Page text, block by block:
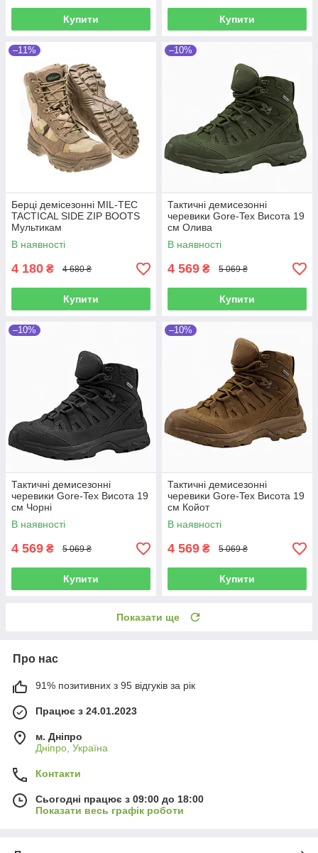
Купити Купити
–11%
Берці демісезонні MIL-TEC
TACTICAL SIDE ZIP BOOTS
Мультикам
В наявності
4 180 ₴ 4 680 ₴
Купити
–10%
Тактичні демисезонні
черевики Gore-Tex Висота 19
см Олива
В наявності
4 569 ₴ 5 069 ₴
Купити
–10%
Тактичні демисезонні
черевики Gore-Tex Висота 19
см Чорні
В наявності
4 569 ₴ 5 069 ₴
Купити
–10%
Тактичні демисезонні
черевики Gore-Tex Висота 19
см Койот
В наявності
4 569 ₴ 5 069 ₴
Купити
Показати ще
Про нас
91% позитивних з 95 відгуків за рік
Працює з 24.01.2023
м. Дніпро
Дніпро, Україна
Контакти
Сьогодні працює з 09:00 до 18:00
Показати весь графік роботи